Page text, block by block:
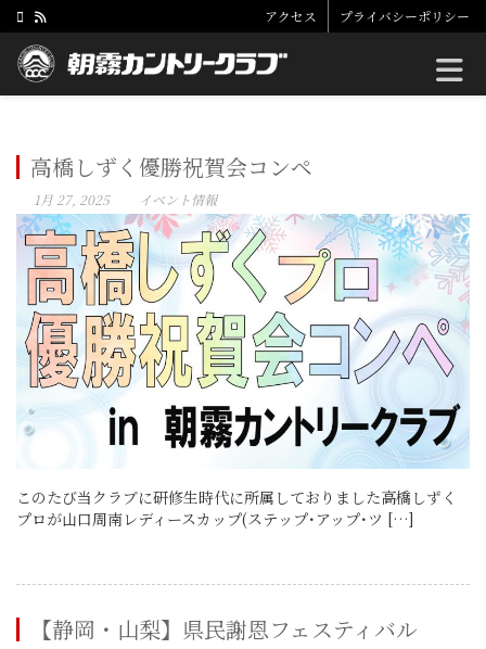
アクセス プライバシーポリシー
高橋しずく優勝祝賀会コンペ
1月 27, 2025 イベント情報
このたび当クラブに研修生時代に所属しておりました高橋しずく
プロが山口周南レディースカップ(ステップ･アップ･ツ […]
【静岡・山梨】県民謝恩フェスティバル